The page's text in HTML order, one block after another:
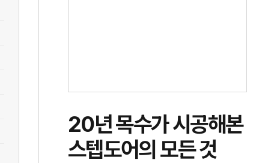
20년 목수가 시공해본
스텝도어의 모든 것